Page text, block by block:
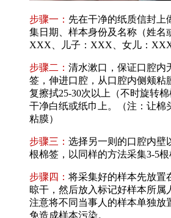
步骤一： 先在干净的纸质信封上
集日期、样本身份及名称（姓名
XXX、儿子：XXX、女儿：XXX
步骤二： 清水漱口，保证口腔内
签，伸进口腔，从口腔内侧颊粘
复擦拭25-30次以上（不时旋转
干净白纸或纸巾上。（注：让棉
粘膜）
步骤三： 选择另一则的口腔内壁
根棉签，以同样的方法采集3-5根
步骤四： 将采集好的样本先放置
晾干，然后放入标记好样本所属
注意将不同当事人的样本单独放
免造成样本污染。